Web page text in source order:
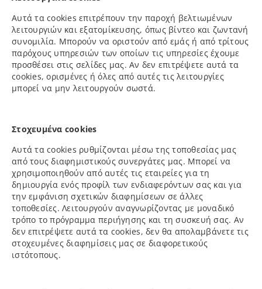
Αυτά τα cookies επιτρέπουν την παροχή βελτιωμένων
λειτουργιών και εξατομίκευσης, όπως βίντεο και ζωντανή
συνομιλία. Μπορούν να οριστούν από εμάς ή από τρίτους
παρόχους υπηρεσιών των οποίων τις υπηρεσίες έχουμε
προσθέσει στις σελίδες μας. Αν δεν επιτρέψετε αυτά τα
cookies, ορισμένες ή όλες από αυτές τις λειτουργίες
μπορεί να μην λειτουργούν σωστά.
Στοχευμένα cookies
Αυτά τα cookies ρυθμίζονται μέσω της τοποθεσίας μας
από τους διαφημιστικούς συνεργάτες μας. Μπορεί να
χρησιμοποιηθούν από αυτές τις εταιρείες για τη
δημιουργία ενός προφίλ των ενδιαφερόντων σας και για
την εμφάνιση σχετικών διαφημίσεων σε άλλες
τοποθεσίες. Λειτουργούν αναγνωρίζοντας με μοναδικό
τρόπο το πρόγραμμα περιήγησης και τη συσκευή σας. Αν
δεν επιτρέψετε αυτά τα cookies, δεν θα απολαμβάνετε τις
στοχευμένες διαφημίσεις μας σε διαφορετικούς
ιστότοπους.